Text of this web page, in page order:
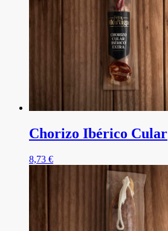
Chorizo Ibérico Cular
8,73 €